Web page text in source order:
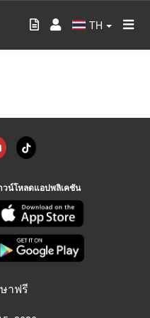
TH
วน์โหลดแอปพลิเคชัน
าฟรี